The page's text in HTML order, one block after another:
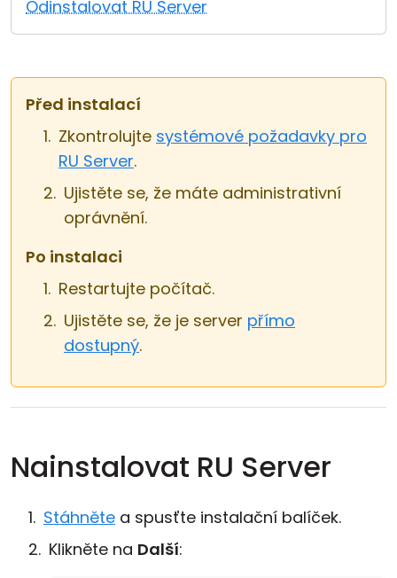
Odinstalovat RU Server
Před instalací
Zkontrolujte systémové požadavky pro
RU Server.
Ujistěte se, že máte administrativní
oprávnění.
Po instalaci
Restartujte počítač.
Ujistěte se, že je server přímo
dostupný.
Nainstalovat RU Server
Stáhněte a spusťte instalační balíček.
Klikněte na Další: